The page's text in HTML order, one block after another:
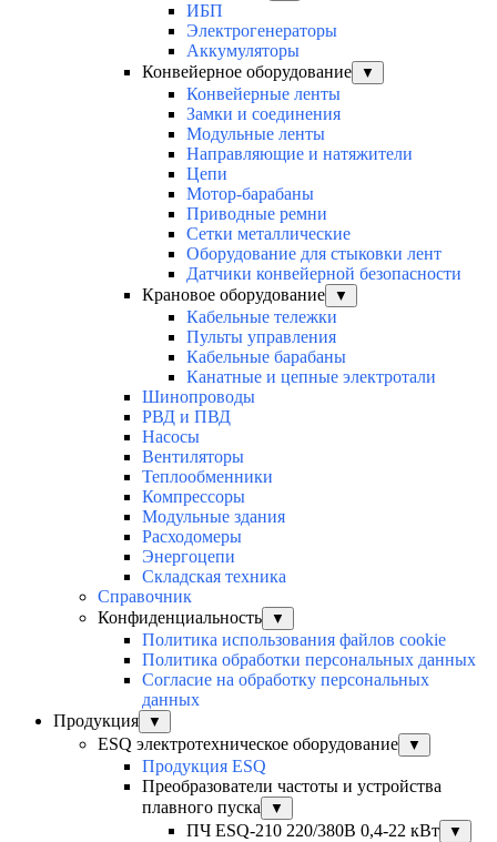
ИБП
Электрогенераторы
Аккумуляторы
Конвейерное оборудование
▼
Конвейерные ленты
Замки и соединения
Модульные ленты
Направляющие и натяжители
Цепи
Мотор-барабаны
Приводные ремни
Сетки металлические
Оборудование для стыковки лент
Датчики конвейерной безопасности
Крановое оборудование
▼
Кабельные тележки
Пульты управления
Кабельные барабаны
Канатные и цепные электротали
Шинопроводы
РВД и ПВД
Насосы
Вентиляторы
Теплообменники
Компрессоры
Модульные здания
Расходомеры
Энергоцепи
Складская техника
Справочник
Конфиденциальность
▼
Политика использования файлов cookie
Политика обработки персональных данных
Согласие на обработку персональных
данных
Продукция
▼
ESQ электротехническое оборудование ▼
Продукция ESQ
Преобразователи частоты и устройства
плавного пуска
▼
ПЧ ESQ-210 220/380В 0,4-22 кВт ▼